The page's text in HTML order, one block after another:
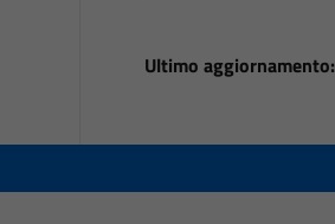
Ultimo aggiornamento: